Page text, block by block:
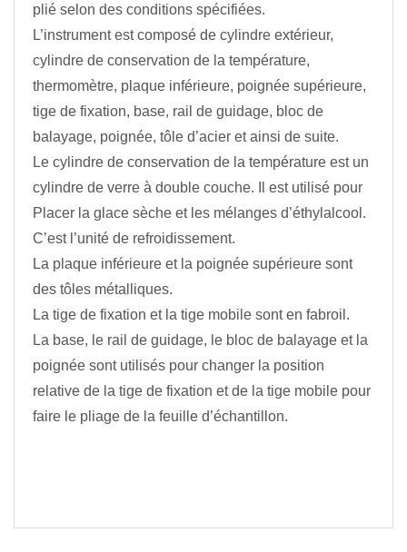
plié selon des conditions spécifiées.
L’instrument est composé de cylindre extérieur,
cylindre de conservation de la température,
thermomètre, plaque inférieure, poignée supérieure,
tige de fixation, base, rail de guidage, bloc de
balayage, poignée, tôle d’acier et ainsi de suite.
Le cylindre de conservation de la température est un
cylindre de verre à double couche. Il est utilisé pour
Placer la glace sèche et les mélanges d’éthylalcool.
C’est l’unité de refroidissement.
La plaque inférieure et la poignée supérieure sont
des tôles métalliques.
La tige de fixation et la tige mobile sont en fabroil.
La base, le rail de guidage, le bloc de balayage et la
poignée sont utilisés pour changer la position
relative de la tige de fixation et de la tige mobile pour
faire le pliage de la feuille d’échantillon.